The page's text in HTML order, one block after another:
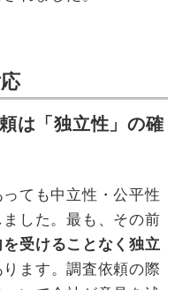
は「独立性」の確
ても中立性・公平性
した。最も、その前
受けることなく独立
ります。調査依頼の際